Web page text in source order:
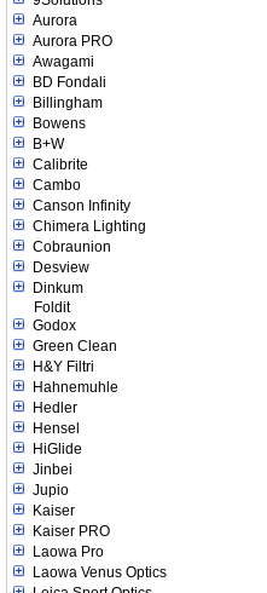
Aurora
Aurora PRO
Awagami
BD Fondali
Billingham
Bowens
B+W
Calibrite
Cambo
Canson Infinity
Chimera Lighting
Cobraunion
Desview
Dinkum
Foldit
Godox
Green Clean
H&Y Filtri
Hahnemuhle
Hedler
Hensel
HiGlide
Jinbei
Jupio
Kaiser
Kaiser PRO
Laowa Pro
Laowa Venus Optics